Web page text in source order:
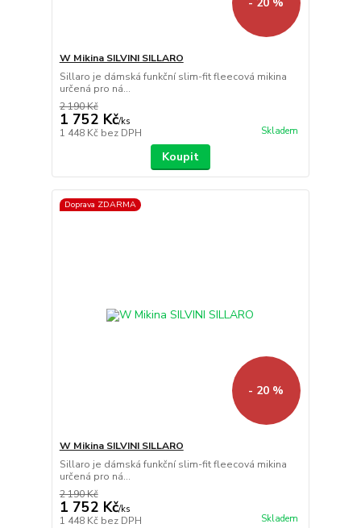
W Mikina SILVINI SILLARO
Sillaro je dámská funkční slim-fit fleecová mikina
určená pro ná...
2 190 Kč
1 752 Kč/ks
1 448 Kč bez DPH Skladem
Koupit
Doprava ZDARMA
- 20 %
W Mikina SILVINI SILLARO
Sillaro je dámská funkční slim-fit fleecová mikina
určená pro ná...
2 190 Kč
1 752 Kč/ks
1 448 Kč bez DPH Skladem